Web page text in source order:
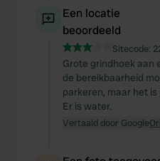
Een locatie
beoordeeld
Sitecode:
Grote grindhoek aan
de bereikbaarheid
parkeren, maar het
Er is water.
Vertaald door Google